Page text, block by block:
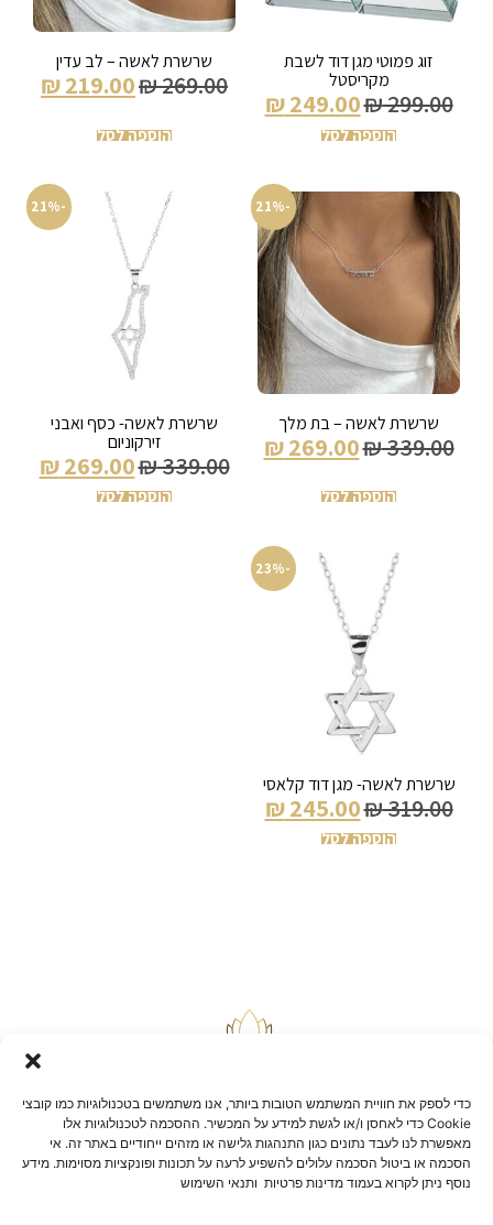
כדי לספק את חוויית המשתמש הטובות ביותר, אנו משתמשים בטכנולוגיות כמו קובצי
Cookie כדי לאחסן ו/או לגשת למידע על המכשיר. ההסכמה לטכנולוגיות אלו
מאפשרת לנו לעבד נתונים כגון התנהגות גלישה או מזהים ייחודיים באתר זה. אי
הסכמה או ביטול הסכמה עלולים להשפיע לרעה על תכונות ופונקציות מסוימות. מידע
נוסף ניתן לקרוא בעמוד מדינות פרטיות ותנאי השימוש
זוג פמוטי מגן דוד לשבת
מקריסטל
₪299.00
₪249.00
הוספה לסל
שרשרת לאשה – לב עדין
₪269.00
₪219.00
הוספה לסל
-21%
שרשרת לאשה – בת מלך
₪339.00
₪269.00
הוספה לסל
-21%
שרשרת לאשה- כסף ואבני
זירקוניום
₪339.00
₪269.00
הוספה לסל
-23%
שרשרת לאשה- מגן דוד קלאסי
₪319.00
₪245.00
הוספה לסל
בלוג